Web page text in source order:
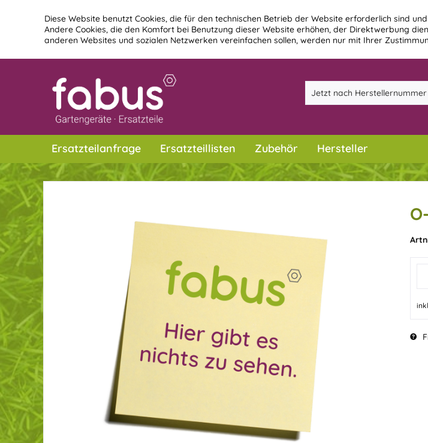
Diese Website benutzt Cookies, die für den technischen Betrieb der Website erforderlich sind
Andere Cookies, die den Komfort bei Benutzung dieser Website erhöhen, der Direktwerbung
anderen Websites und sozialen Netzwerken vereinfachen sollen, werden nur mit Ihrer
Ersatzteilanfrage Ersatzteillisten Zubehör Hersteller